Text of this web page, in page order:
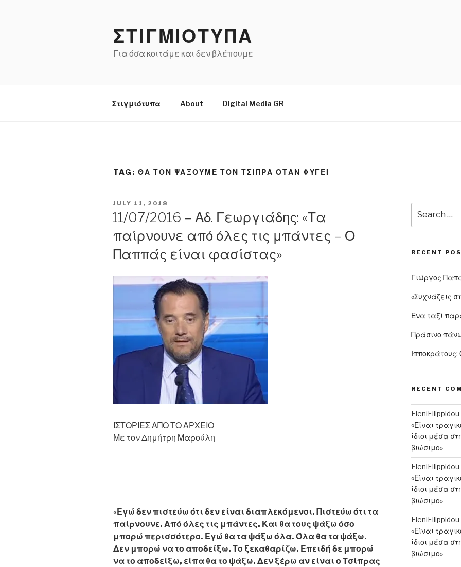
ΣΤΙΓΜΙΟΤΥΠΑ
Για όσα κοιτάμε και δεν βλέπουμε
Στιγμιότυπα About Digital Media GR
TAG: ΘΑ ΤΟΝ ΨΑΞΟΥΜΕ ΤΟΝ ΤΣΙΠΡΑ ΟΤΑΝ ΦΥΓΕΙ
POSTED
JULY 11, 2018
11/07/2016 – Αδ. Γεωργιάδης: «Τα
παίρνουνε από όλες τις μπάντες – Ο
Παππάς είναι φασίστας»
ΙΣΤΟΡΙΕΣ ΑΠΟ ΤΟ ΑΡΧΕΙΟ
Με τον Δημήτρη Μαρούλη
«Εγώ δεν πιστεύω ότι δεν είναι διαπλεκόμενοι. Πιστεύω ότι τα
παίρνουνε. Από όλες τις μπάντες. Και θα τους ψάξω όσο
μπορώ περισσότερο. Εγώ θα τα ψάξω όλα. Όλα θα τα ψάξω.
Δεν μπορώ να το αποδείξω. Το ξεκαθαρίζω. Επειδή δε μπορώ
να το αποδείξω, είπα θα το ψάξω. Δεν ξέρω αν είναι ο Τσίπρας
for:
RECENT
Γιώργος
«Συχνάζεις
Ένα ταξί
Πράσινο
Ιπποκράτους:
RECENT
EleniFilippidou
«Είναι
ίδιοι μέσα
βιώσιμο»
EleniFilippidou
«Είναι
ίδιοι μέσα
βιώσιμο»
EleniFilippidou
«Είναι
ίδιοι μέσα
βιώσιμο»